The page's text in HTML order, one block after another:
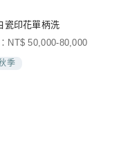
瓷印花單柄洗
NT$ 50,000-80,000
季